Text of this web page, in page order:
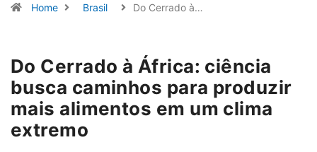
Home Brasil Do Cerrado à…
Do Cerrado à África: ciência
busca caminhos para produzir
mais alimentos em um clima
extremo